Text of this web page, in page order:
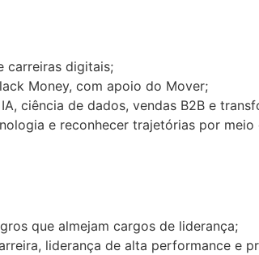
carreiras digitais;
Money, com apoio do Mover;
ciência de dados, vendas B2B e
e reconhecer trajetórias por
que almejam cargos de liderança;
liderança de alta performance e